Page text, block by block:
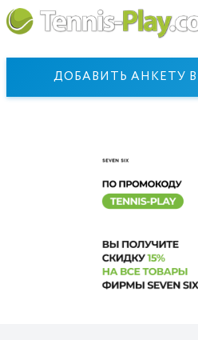
ДОБАВИТЬ АНКЕТУ В